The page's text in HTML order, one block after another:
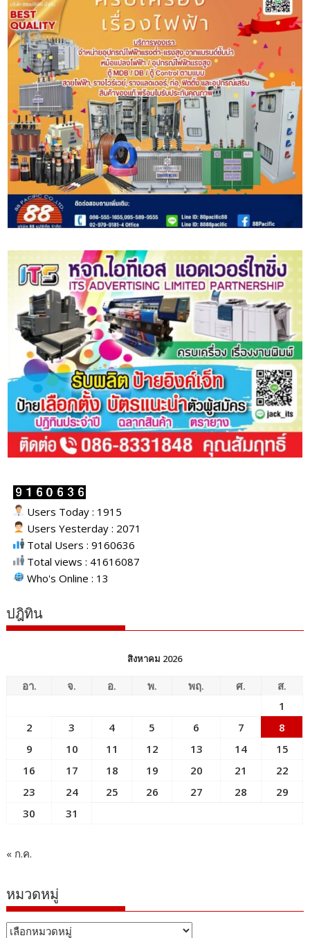
Users Today : 1915
Users Yesterday : 2071
Total Users : 9160636
Total views : 41616087
Who's Online : 13
ปฎิทิน
สิงหาคม 2026
อา. จ. อ. พ. พฤ. ศ.
ส.
1
2
3 4 5 6 7
8
9
10 11 12 13 14
15
16
17 18 19 20 21
22
23
24 25 26 27 28
29
30
31
« ก.ค.
หมวดหมู่
หมวด